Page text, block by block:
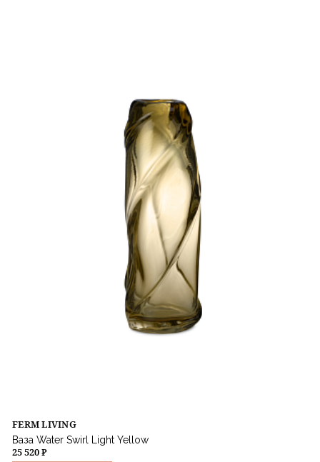
FERM LIVING
Ваза Water Swirl Light Yellow
25 520 ₽